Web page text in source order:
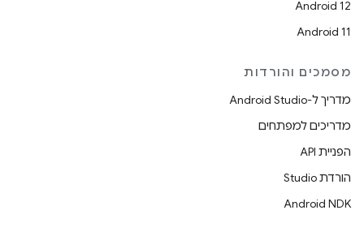
Android 12
Android 11
מסמכים והורדות
מדריך ל-Android Studio
מדריכים למפתחים
הפניית API
הורדת Studio
Android NDK